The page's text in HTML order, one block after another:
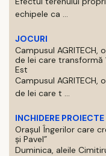
echipele ca ...
JOCURI
Campusul
de lei care
Est
Campusul
de lei care t ...
INCHIDERE PROIECTE
Orașul Îngerilor care
și Pavel”
Duminica, aleile